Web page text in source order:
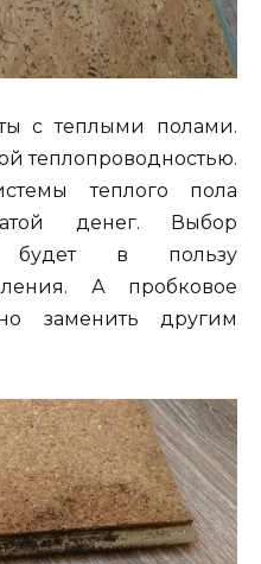
с теплыми полами.
теплопроводностью.
теплого пола
денег. Выбор
в пользу
А пробковое
заменить другим